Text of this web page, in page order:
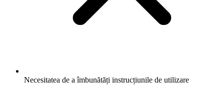
Necesitatea de a îmbunătăți instrucțiunile de utilizare